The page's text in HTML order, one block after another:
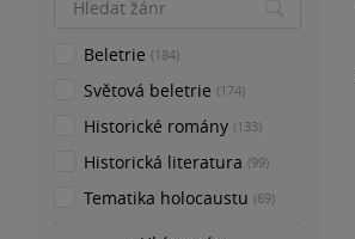
Beletrie (184)
Světová beletrie (174)
Historické romány (133)
Historická literatura (99)
Tematika holocaustu (69)